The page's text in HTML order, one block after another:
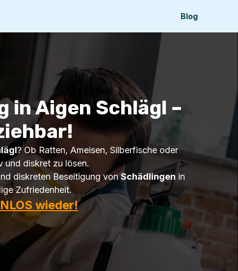
Blog
Aigen Schlägl –
? Ob Ratten, Ameisen, Silberfische oder
und diskret zu lösen.
diskreten Beseitigung vonSchädlingen in
Zufriedenheit.
wieder!